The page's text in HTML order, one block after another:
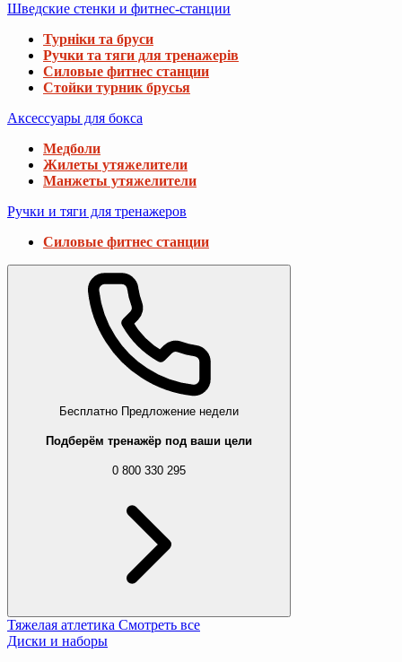
Шведские стенки и фитнес-станции
Турніки та бруси
Ручки та тяги для тренажерів
Силовые фитнес станции
Стойки турник брусья
Аксессуары для бокса
Медболи
Жилеты утяжелители
Манжеты утяжелители
Ручки и тяги для тренажеров
Силовые фитнес станции
Бесплатно Предложение недели
Подберём тренажёр под ваши цели
0 800 330 295
Тяжелая атлетика Смотреть все
Диски и наборы